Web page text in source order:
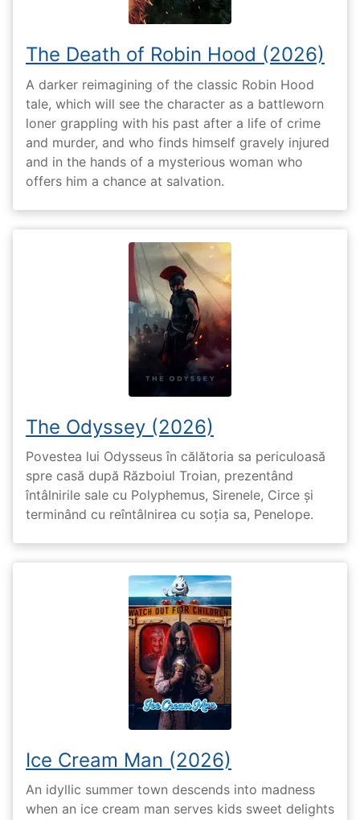
The Death of Robin Hood (2026)
A darker reimagining of the classic Robin Hood
tale, which will see the character as a battleworn
loner grappling with his past after a life of crime
and murder, and who finds himself gravely injured
and in the hands of a mysterious woman who
offers him a chance at salvation.
The Odyssey (2026)
Povestea lui Odysseus în călătoria sa periculoasă
spre casă după Războiul Troian, prezentând
întâlnirile sale cu Polyphemus, Sirenele, Circe și
terminând cu reîntâlnirea cu soția sa, Penelope.
Ice Cream Man (2026)
An idyllic summer town descends into madness
when an ice cream man serves kids sweet delights